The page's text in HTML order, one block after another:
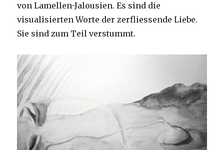
von Lamellen-Jalousien. Es sind die
visualisierten Worte der zerfliessende Liebe.
Sie sind zum Teil verstummt.